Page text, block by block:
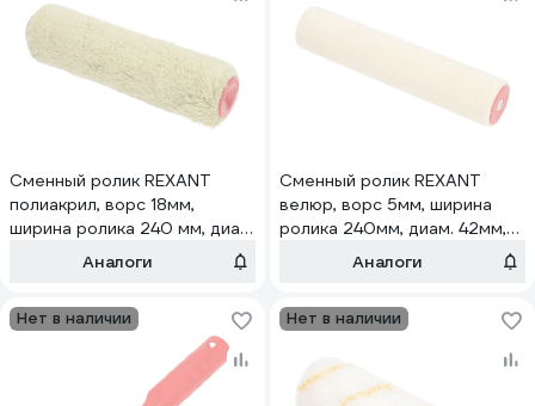
Сменный ролик REXANT
полиакрил, ворс 18мм,
ширина ролика 240 мм, диам.
42мм, бюгель 8мм, серия
Аналоги
Сменный ролик REXANT
велюр, ворс 5мм, ширина
ролика 240мм, диам. 42мм,
бюгель 8мм, серия Мастер
Аналоги
Нет в наличии Нет в наличии